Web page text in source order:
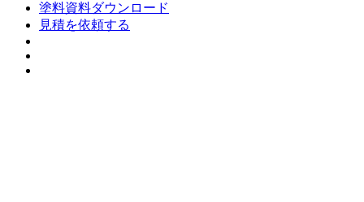
塗料資料ダウンロード
見積を依頼する